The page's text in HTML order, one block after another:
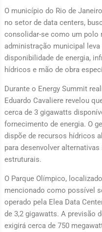
O município do Rio de
no setor de data centers,
consolidar-se como um polo
administração municipal
disponibilidade de energia,
hídricos e mão de obra
Durante o Energy Summit
Eduardo Cavaliere revelou
cerca de 3 gigawatts
fornecimento de energia. O
dispõe de recursos hídricos
para desenvolver
estruturais.
O Parque Olímpico,
mencionado como possível
operado pela Elea Data
de 3,2 gigawatts. A previsão
exigirá cerca de 750